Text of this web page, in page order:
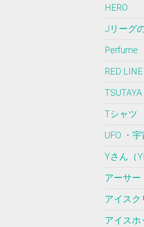
HERO
Jリーグ
Perfume
RED LINE
TSUTAYA
Tシャツ
UFO ・
Yさん（Y
アーサー
アイスク
アイスホ